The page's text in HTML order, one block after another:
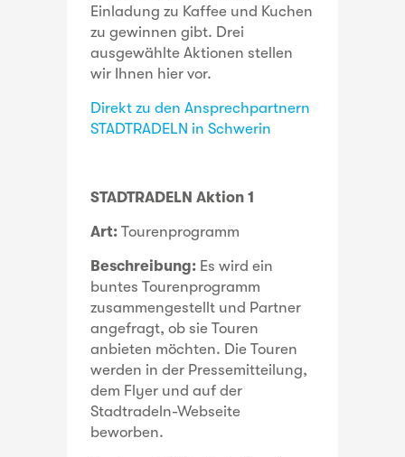
Einladung zu Kaffee und Kuchen
zu gewinnen gibt. Drei
ausgewählte Aktionen stellen
wir Ihnen hier vor.
Direkt zu den Ansprechpartnern
STADTRADELN in Schwerin
STADTRADELN Aktion 1
Art: Tourenprogramm
Beschreibung: Es wird ein
buntes Tourenprogramm
zusammengestellt und Partner
angefragt, ob sie Touren
anbieten möchten. Die Touren
werden in der Pressemitteilung,
dem Flyer und auf der
Stadtradeln-Webseite
beworben.